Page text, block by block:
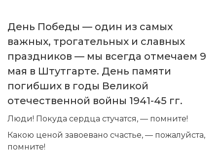
День Победы — один из самых
важных, трогательных и славных
праздников — мы всегда отмечаем 9
мая в Штутгарте. День памяти
погибших в годы Великой
отечественной войны 1941-45 гг.
Люди! Покуда сердца стучатся, — помните!
Какою ценой завоевано счастье, — пожалуйста,
помните!